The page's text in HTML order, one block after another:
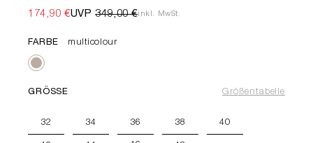
174,90 €UVP349,00 €inkl. MwSt.
FARBE multicolour
GRÖSSE Größentabelle
32 34 36 38 40